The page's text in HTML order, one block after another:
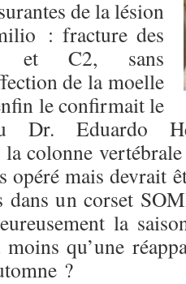
de la lésion
: fracture des
et C2, sans
de la moelle
le confirmait le
Dr. Eduardo
colonne
opéré mais devrait
dans un corset
la
qu’une
?